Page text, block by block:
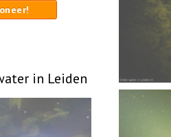
in Leiden